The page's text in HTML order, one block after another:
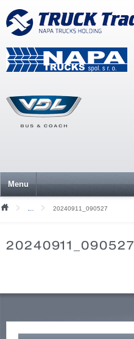
Menu
Mediální soubory
20240911_090527
20240911_090527